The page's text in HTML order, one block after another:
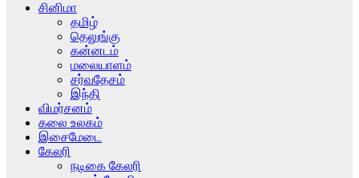
சினிமா
தமிழ்
தெலுங்கு
கன்னடம்
மலையாளம்
சர்வதேசம்
இந்தி
விமர்சனம்
கலை உலகம்
இசைமேடை
கேலரி
நடிகை கேலரி